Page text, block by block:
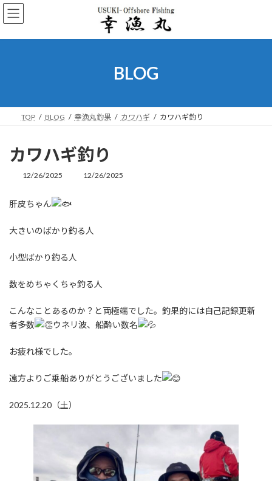
コ
ン
ン
ナ
ビ
ー
BLOG
TOP BLOG 幸漁丸釣果 カワハギ カワハギ釣り
カワハギ釣り
12/26/2025
最
時
12/26/2025
肝皮ちゃん
大きいのばかり釣る人
小型ばかり釣る人
数をめちゃくちゃ釣る人
こんなことあるのか？と両極端でした。釣果的には自己記録更新
者多数
ウネリ波、船酔い数名
お疲れ様でした。
遠方よりご乗船ありがとうございました
2025.12.20（土）